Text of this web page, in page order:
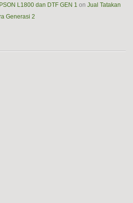
L1800 dan DTF GEN 1 on Jual Tatakan
Generasi 2